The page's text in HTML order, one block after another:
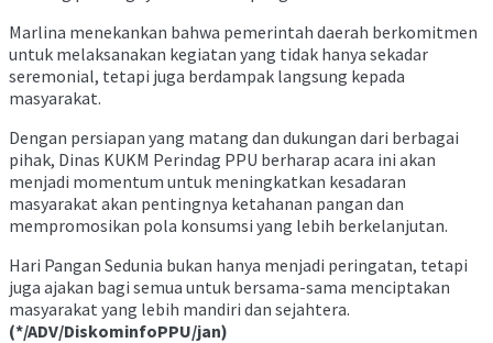
Marlina menekankan bahwa pemerintah daerah berkomitmen
untuk melaksanakan kegiatan yang tidak hanya sekadar
seremonial, tetapi juga berdampak langsung kepada
masyarakat.
Dengan persiapan yang matang dan dukungan dari berbagai
pihak, Dinas KUKM Perindag PPU berharap acara ini akan
menjadi momentum untuk meningkatkan kesadaran
masyarakat akan pentingnya ketahanan pangan dan
mempromosikan pola konsumsi yang lebih berkelanjutan.
Hari Pangan Sedunia bukan hanya menjadi peringatan, tetapi
juga ajakan bagi semua untuk bersama-sama menciptakan
masyarakat yang lebih mandiri dan sejahtera.
(*/ADV/DiskominfoPPU/jan)